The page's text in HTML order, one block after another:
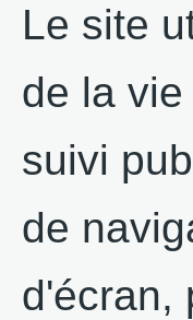
Le site
de la
suivi
de
d'écran,